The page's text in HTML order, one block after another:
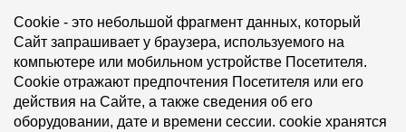
Водосборник
Чердачные лестницы
Cookie - это небольшой фрагмент данных, который
Сайт запрашивает у браузера, используемого на
компьютере или мобильном устройстве Посетителя.
Cookie отражают предпочтения Посетителя или его
действия на Сайте, а также сведения об его
оборудовании, дате и времени сессии. cookie хранятся